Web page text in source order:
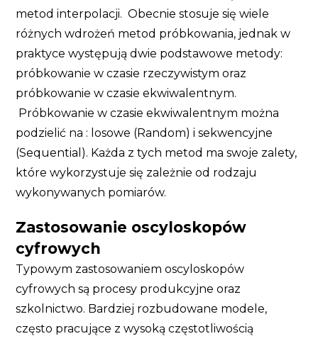
metod interpolacji. Obecnie stosuje się wiele
różnych wdrożeń metod próbkowania, jednak w
praktyce występują dwie podstawowe metody:
próbkowanie w czasie rzeczywistym oraz
próbkowanie w czasie ekwiwalentnym.
Próbkowanie w czasie ekwiwalentnym można
podzielić na : losowe (Random) i sekwencyjne
(Sequential). Każda z tych metod ma swoje zalety,
które wykorzystuje się zależnie od rodzaju
wykonywanych pomiarów.
Zastosowanie oscyloskopów
cyfrowych
Typowym zastosowaniem oscyloskopów
cyfrowych są procesy produkcyjne oraz
szkolnictwo. Bardziej rozbudowane modele,
często pracujące z wysoką częstotliwością